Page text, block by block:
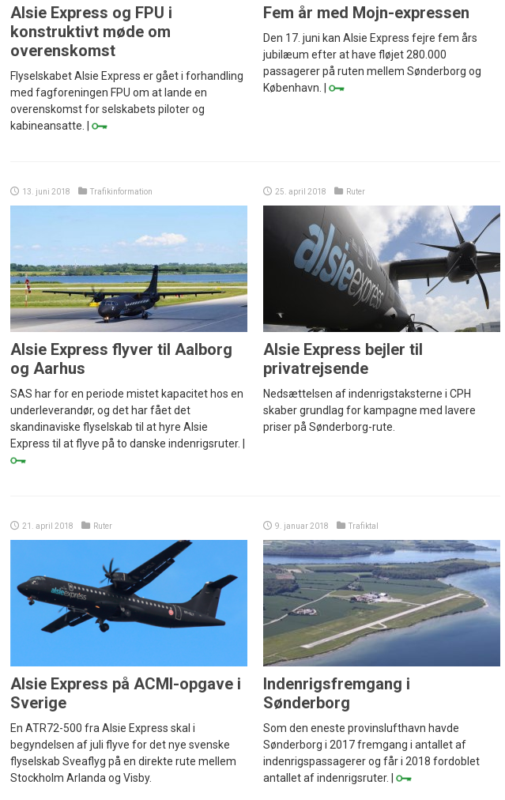
Alsie Express og FPU i
konstruktivt møde om
overenskomst
Flyselskabet Alsie Express er gået i forhandling
med fagforeningen FPU om at lande en
overenskomst for selskabets piloter og
kabineansatte. |
Fem år med Mojn-expressen
Den 17. juni kan Alsie Express fejre fem års
jubilæum efter at have fløjet 280.000
passagerer på ruten mellem Sønderborg og
København. |
13. juni 2018 Trafikinformation
Alsie Express flyver til Aalborg
og Aarhus
SAS har for en periode mistet kapacitet hos en
underleverandør, og det har fået det
skandinaviske flyselskab til at hyre Alsie
Express til at flyve på to danske indenrigsruter. |
25. april 2018 Ruter
Alsie Express bejler til
privatrejsende
Nedsættelsen af indenrigstaksterne i CPH
skaber grundlag for kampagne med lavere
priser på Sønderborg-rute.
21. april 2018 Ruter
Alsie Express på ACMI-opgave i
Sverige
En ATR72-500 fra Alsie Express skal i
begyndelsen af juli flyve for det nye svenske
flyselskab Sveaflyg på en direkte rute mellem
Stockholm Arlanda og Visby.
9. januar 2018 Trafiktal
Indenrigsfremgang i
Sønderborg
Som den eneste provinslufthavn havde
Sønderborg i 2017 fremgang i antallet af
indenrigspassagerer og får i 2018 fordoblet
antallet af indenrigsruter. |